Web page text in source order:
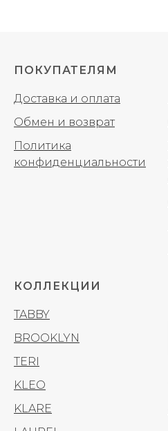
ПОКУПАТЕЛЯМ
Доставка и оплата
Обмен и возврат
Политика
конфиденциальности
КОЛЛЕКЦИИ
TABBY
BROOKLYN
TERI
KLEO
KLARE